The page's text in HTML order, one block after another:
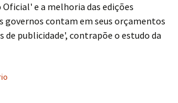
e a melhoria das edições
governos contam em seus orçamentos
de publicidade', contrapõe o estudo da